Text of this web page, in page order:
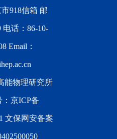
918信箱 邮
电话：86-10-
Email：
能物理研究所
京ICP备
文保网安备案